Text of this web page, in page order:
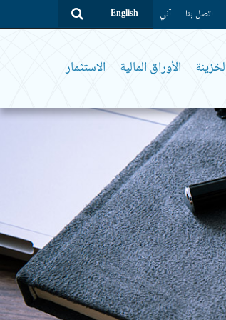
اتصل بنا آني English
الأوراق المالية الاستثمار